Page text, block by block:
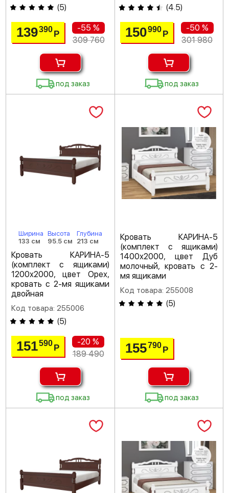
(5)
139390Р
-55 %
309 760
под заказ
(4.5)
150990 Р
-50 %
301 980
под заказ
Ширина
133 см
Высота
95.5 см
Глубина
213 см
Кровать КАРИНА-5
(комплект с ящиками)
1200х2000, цвет Орех,
кровать с 2-мя ящиками
двойная
Код товара: 255006
(5)
151590Р
-20 %
189 490
под заказ
Кровать КАРИНА-5
(комплект с ящиками)
1400х2000, цвет Дуб
молочный, кровать с 2-
мя ящиками
Код товара: 255008
(5)
155790 Р
под заказ